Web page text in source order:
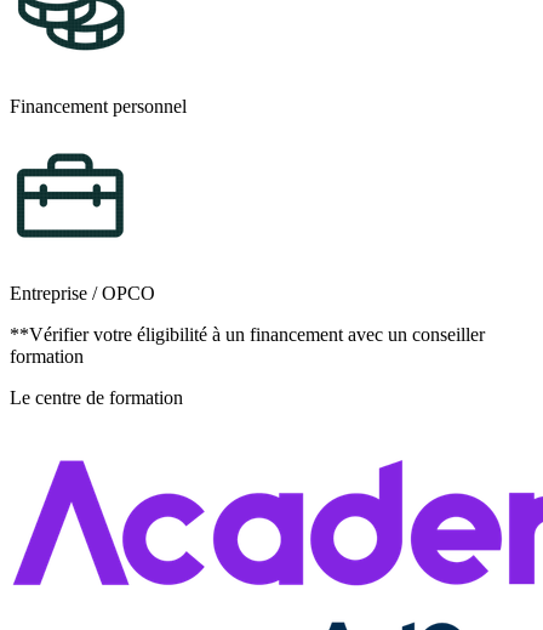
Financement personnel
Entreprise / OPCO
**Vérifier votre éligibilité à un financement avec un conseiller
formation
Le centre de formation